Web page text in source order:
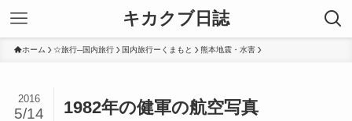
キカクブ日誌
ホーム ☆旅行─国内旅行 国内旅行ーくまもと 熊本地震・水害
1982年の健軍の航空写真
2016
5/14